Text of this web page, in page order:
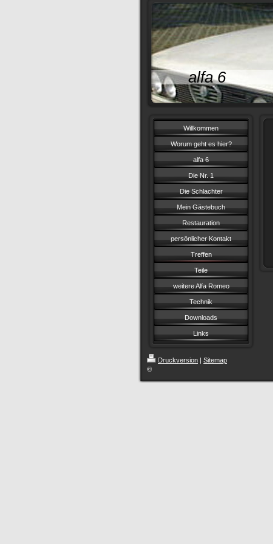
alfa 6
Willkommen
Worum geht es hier?
alfa 6
Die Nr. 1
Die Schlachter
Mein Gästebuch
Restauration
persönlicher Kontakt
Treffen
Teile
weitere Alfa Romeo
Technik
Downloads
Links
Druckversion | Sitemap
©